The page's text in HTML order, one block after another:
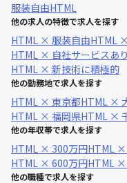
服装自由HTML
他の求人の特徴で求人を探す
HTML × 服装自由HTML
HTML × 自社サービスあり
HTML × 新技術に積極的
他の勤務地で求人を探す
HTML × 東京都HTML ×
HTML × 福岡県HTML ×
他の年収帯で求人を探す
HTML × 300万円HTML
HTML × 600万円HTML
他の職種で求人を探す